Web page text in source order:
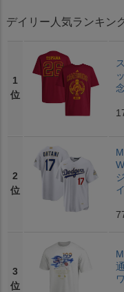
デイリー人気ランキン
1
位
2
位
3
位